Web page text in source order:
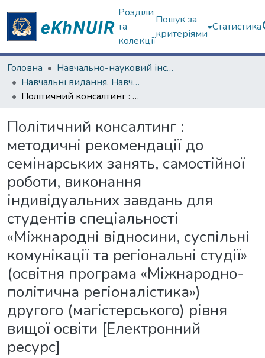
Розділи
та
колекції
Пошук за
критеріями
Статистика
Головна
Навчально-науковий інститут "Каразінський інститут міжнародних відносин та туристичного бізнесу"
Навчальні видання. Навчально-науковий інститут "Каразінський інститут міжнародних відносин та туристичного бізнесу"
Політичний консалтинг : методичні рекомендації до семінарських занять, самостійної роботи, виконання індивідуальних завдань для студентів спеціальності «Міжнародні відносини, суспільні комунікації та регіональні студії» (освітня програма «Міжнародно-політична регіоналістика») другого (магістерського) рівня вищої освіти [Електронний ресурс]
Політичний консалтинг :
методичні рекомендації до
семінарських занять, самостійної
роботи, виконання
індивідуальних завдань для
студентів спеціальності
«Міжнародні відносини, суспільні
комунікації та регіональні студії»
(освітня програма «Міжнародно-
політична регіоналістика»)
другого (магістерського) рівня
вищої освіти [Електронний
ресурс]